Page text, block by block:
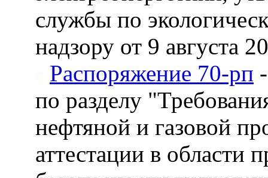
службы по
надзору от 9 августа
Распоряжение 70-рп
по разделу
нефтяной и газовой
аттестации в области